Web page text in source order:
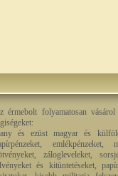
érmebolt folyamatosan
és ezüst magyar és
zálogleveleket,
és kitüntetéseket,